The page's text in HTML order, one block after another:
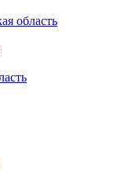
область